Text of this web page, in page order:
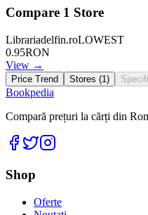
Compare 1 Store
Librariadelfin.roLOWEST
0.95RON
View →
Price Trend Stores (1)
Bookpedia
Compară prețuri la cărți din
Facebook
Twitter
Shop
Oferte